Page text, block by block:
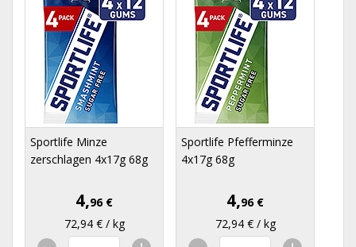
Sportlife Minze
zerschlagen 4x17g 68g
4,96 €
72,94 € / kg
Sportlife Pfefferminze
4x17g 68g
4,96 €
72,94 € / kg